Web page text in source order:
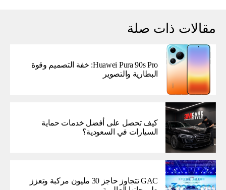
مقالات ذات صلة
Huawei Pura 90s Pro: خفة التصميم وقوة
البطارية والتصوير
كيف تحصل على أفضل خدمات حماية
السيارات في السعودية؟
GAC تتجاوز حاجز 30 مليون مركبة وتعزز